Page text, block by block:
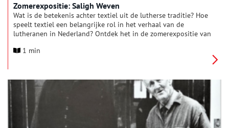
Zomerexpositie: Saligh Weven
Wat is de betekenis achter textiel uit de lutherse traditie? Hoe
speelt textiel een belangrijke rol in het verhaal van de
lutheranen in Nederland? Ontdek het in de zomerexpositie van
1 min